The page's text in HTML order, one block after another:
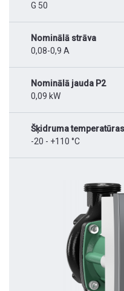
G 50
Nominālā strāva
0,08-0,9 A
Nominālā jauda P2
0,09 kW
Šķidruma
-20 - +110 °C